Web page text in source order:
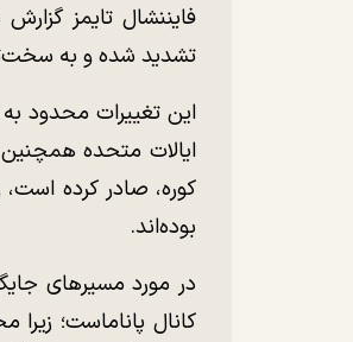
فایننشال تایمز
تشدید شده و به
این تغییرات محدود
کوره، صادر کرده است،
بوده‌اند.
در مورد مسیر‌های
کانال پاناماست؛